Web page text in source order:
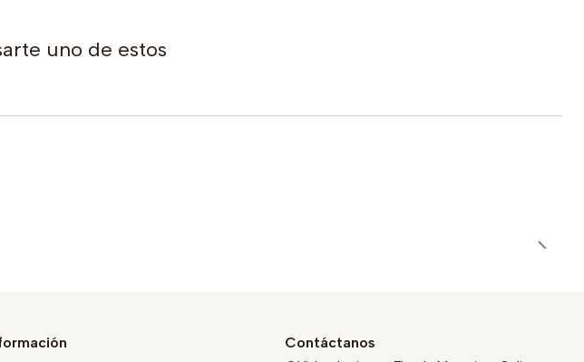
uno de estos
Contáctanos